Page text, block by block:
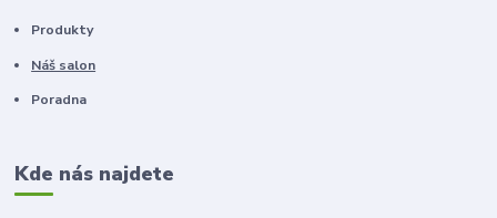
Produkty
Náš salon
Poradna
Kde nás najdete